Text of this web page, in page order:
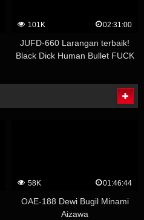
101K 02:31:00
JUFD-660 Larangan terbaik!
Black Dick Human Bullet FUCK
58K 01:46:44
OAE-188 Dewi Bugil Minami
Aizawa